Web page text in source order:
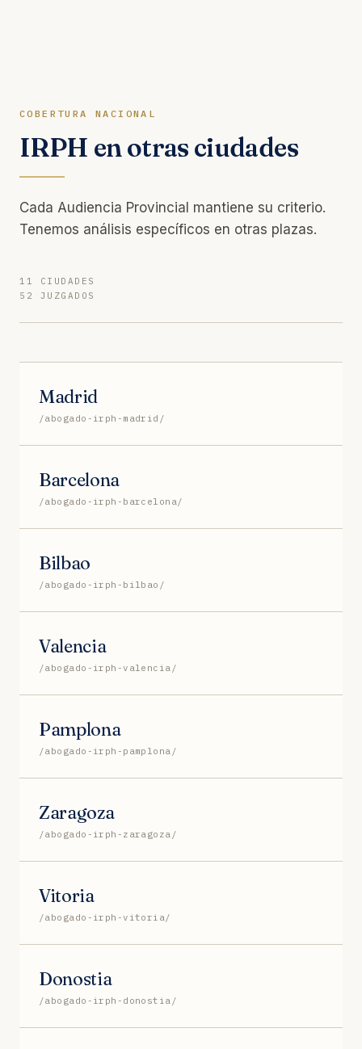
COBERTURA NACIONAL
IRPH en otras ciudades
Cada Audiencia Provincial mantiene su criterio.
Tenemos análisis específicos en otras plazas.
11 CIUDADES
52 JUZGADOS
Madrid
/abogado-irph-madrid/
Barcelona
/abogado-irph-barcelona/
Bilbao
/abogado-irph-bilbao/
Valencia
/abogado-irph-valencia/
Pamplona
/abogado-irph-pamplona/
Zaragoza
/abogado-irph-zaragoza/
Vitoria
/abogado-irph-vitoria/
Donostia
/abogado-irph-donostia/